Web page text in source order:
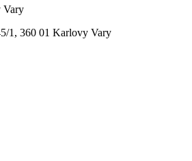
Vary
1, 360 01 Karlovy Vary